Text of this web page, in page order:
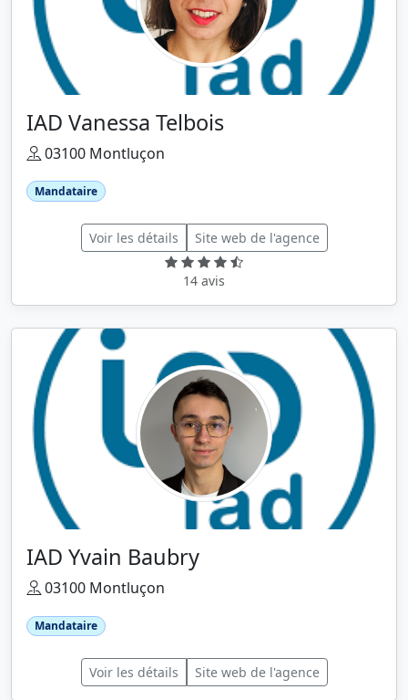
IAD Vanessa Telbois
03100 Montluçon
Mandataire
Voir les détails Site web de l'agence
14 avis
IAD Yvain Baubry
03100 Montluçon
Mandataire
Voir les détails Site web de l'agence